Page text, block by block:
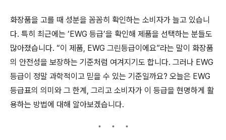
화장품을 고를 때 성분을 꼼꼼히 확인하는 소비자가 늘고 있습니
다. 특히 최근에는 ‘EWG 등급’을 확인해 제품을 선택하는 분들도
많아졌습니다. “이 제품, EWG 그린등급이에요”라는 말이 화장품
의 안전성을 보장하는 기준처럼 여겨지기도 합니다. 그러나 EWG
등급이 정말 과학적이고 믿을 수 있는 기준일까요? 오늘은 EWG
등급표의 의미와 그 한계, 그리고 소비자가 이 등급을 현명하게 활
용하는 방법에 대해 알아보겠습니다.